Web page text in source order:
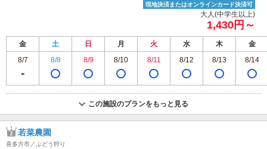
現地決済またはオンラインカード決済可
大人(中学生以上)
1,430円～
金 土 日 月 火 水 木
金
8/7
8/8 8/9 8/10 8/11 8/12 8/13 8/14
この施設のプランをもっと見る
若菜農園
喜多方市／ぶどう狩り